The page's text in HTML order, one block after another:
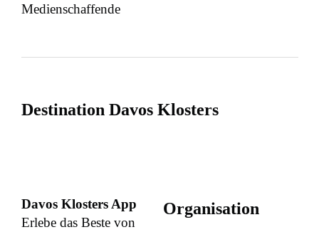
Medienschaffende
Destination Davos Klosters
Davos Klosters App
Erlebe das Beste von
Organisation